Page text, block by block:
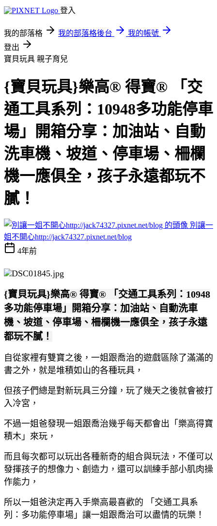
登入
我的部落格 我的部落格後台
我的帳號
登出
寶貝玩具 親子育兒
{寶貝玩具}樂高® 得寶® 「交
通工具系列：10948多功能停車
場」開箱分享：加油站、自動
洗車機、坡道、停車場、柵欄
機一應俱全，孩子永遠都玩不
膩！
別讓一
姐不開心http://jack74327.pixnet.net/blog
4年前
{寶貝玩具}樂高® 得寶® 「交通工具系列：10948
多功能停車場」開箱分享：加油站、自動洗車
機、坡道、停車場、柵欄機一應俱全，孩子永遠
都玩不膩！
自從家裡有雙寶之後，一姐跟喬治的遊戲區除了滿滿的
書之外，就是堆積如山的各種玩具，
但孩子們總是對新玩具三分鐘，玩了幾天之後就會被打
入冷宮，
不過一姐爸發現一姐跟喬治幾乎每天都會出「樂高得寶
積木」來玩，
而且每次都可以玩出各種新奇的組合與玩法，不僅可以
發揮孩子的想像力、創造力，還可以訓練手部小肌肉操
作能力，
所以一姐爸決定再入手樂高最喜歡的 「交通工具系
列：多功能停車場」讓一姐跟喬治可以盡情的玩樂！